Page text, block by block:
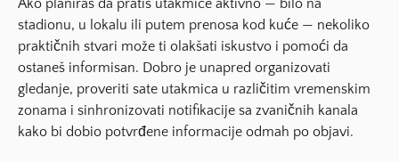
Ako planiraš da pratiš utakmice aktivno — bilo na
stadionu, u lokalu ili putem prenosa kod kuće — nekoliko
praktičnih stvari može ti olakšati iskustvo i pomoći da
ostaneš informisan. Dobro je unapred organizovati
gledanje, proveriti sate utakmica u različitim vremenskim
zonama i sinhronizovati notifikacije sa zvaničnih kanala
kako bi dobio potvrđene informacije odmah po objavi.